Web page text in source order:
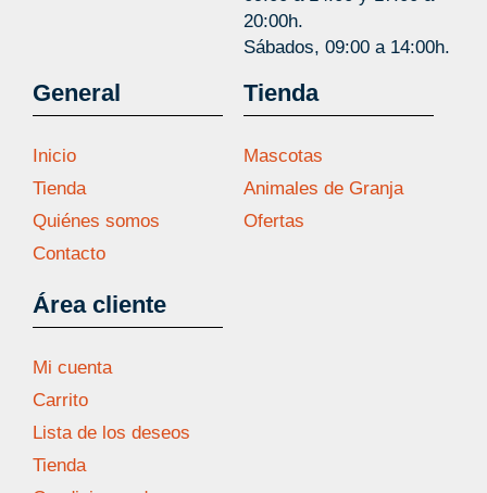
20:00h.
Sábados, 09:00 a 14:00h.
General
Inicio
Tienda
Quiénes somos
Contacto
Área cliente
Mi cuenta
Carrito
Lista de los deseos
Tienda
Tienda
Mascotas
Animales de Granja
Ofertas